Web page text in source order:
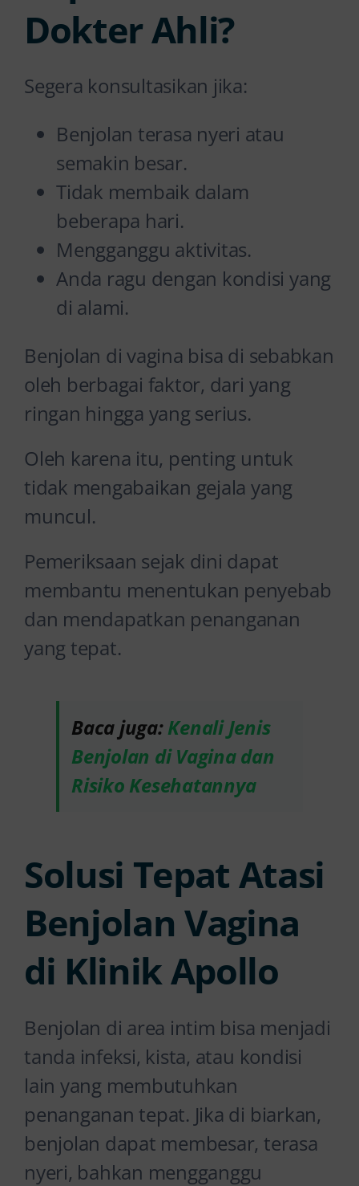
Dokter Ahli?
Segera konsultasikan jika:
Benjolan terasa nyeri atau
semakin besar.
Tidak membaik dalam
beberapa hari.
Mengganggu aktivitas.
Anda ragu dengan kondisi yang
di alami.
Benjolan di vagina bisa di sebabkan
oleh berbagai faktor, dari yang
ringan hingga yang serius.
Oleh karena itu, penting untuk
tidak mengabaikan gejala yang
muncul.
Pemeriksaan sejak dini dapat
membantu menentukan penyebab
dan mendapatkan penanganan
yang tepat.
Baca juga:Kenali Jenis
Benjolan di Vagina dan
Risiko Kesehatannya
Solusi Tepat Atasi
Benjolan Vagina
di Klinik Apollo
Benjolan di area intim bisa menjadi
tanda infeksi, kista, atau kondisi
lain yang membutuhkan
penanganan tepat. Jika di biarkan,
benjolan dapat membesar, terasa
nyeri, bahkan mengganggu